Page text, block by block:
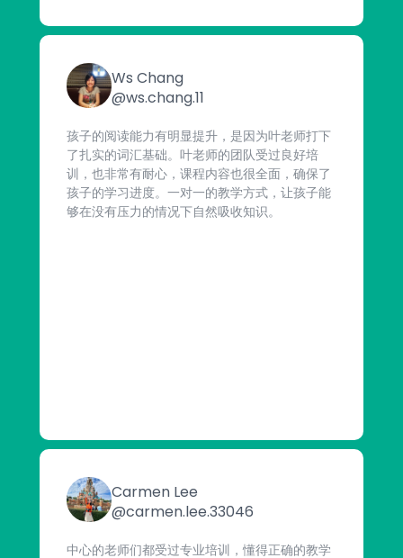
Ws Chang
@ws.chang.11
孩子的阅读能力有明显提升，是因为叶老师打下
了扎实的词汇基础。叶老师的团队受过良好培
训，也非常有耐心，课程内容也很全面，确保了
孩子的学习进度。一对一的教学方式，让孩子能
够在没有压力的情况下自然吸收知识。
Carmen Lee
@carmen.lee.33046
中心的老师们都受过专业培训，懂得正确的教学